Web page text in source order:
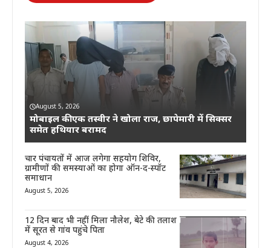
August 5, 2026
मोबाइल की एक तस्वीर ने खोला राज, छापेमारी में सिक्सर
समेत हथियार बरामद
चार पंचायतों में आज लगेगा सहयोग शिविर,
ग्रामीणों की समस्याओं का होगा ऑन-द-स्पॉट
समाधान
August 5, 2026
12 दिन बाद भी नहीं मिला नौलेश, बेटे की तलाश
में सूरत से गांव पहुंचे पिता
August 4, 2026